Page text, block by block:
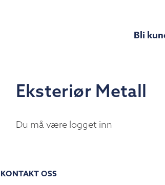
Bli
Eksteriør Metall
Du må være logget inn
KONTAKT OSS